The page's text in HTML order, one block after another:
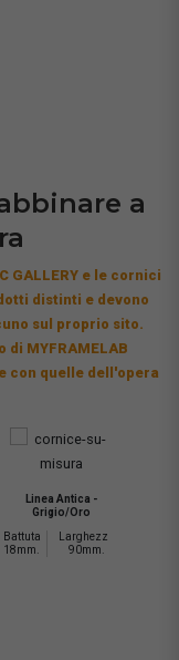
a
GALLERY e le cornici
distinti e devono
sul proprio sito.
MYFRAMELAB
con quelle dell'opera